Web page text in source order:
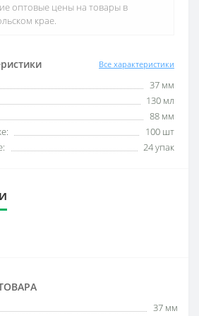
Все характеристики
37 мм
130 мл
88 мм
100 шт
24 упак
оптовые цены на товары в
крае.
37 мм